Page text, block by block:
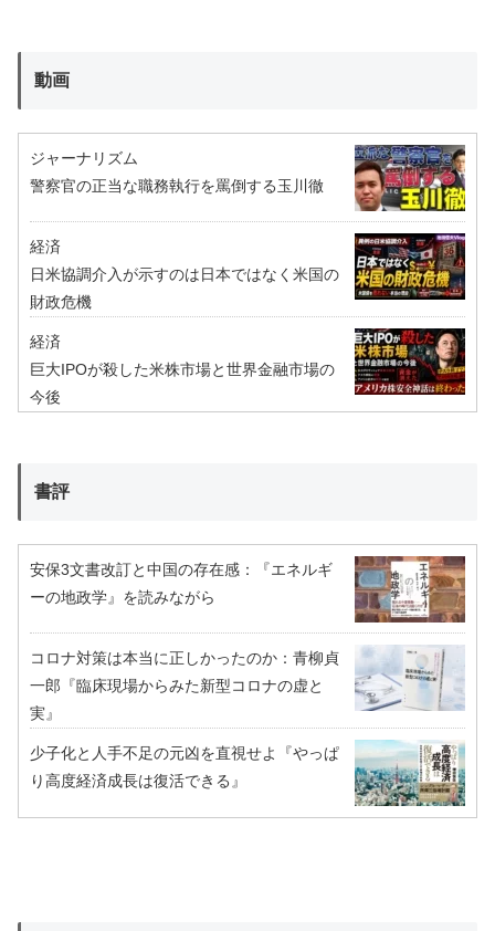
動画
ジャーナリズム
警察官の正当な職務執行を罵倒する玉川徹
経済
日米協調介入が示すのは日本ではなく米国の
財政危機
経済
巨大IPOが殺した米株市場と世界金融市場の
今後
書評
安保3文書改訂と中国の存在感：『エネルギ
ーの地政学』を読みながら
コロナ対策は本当に正しかったのか：青柳貞
一郎『臨床現場からみた新型コロナの虚と
実』
少子化と人手不足の元凶を直視せよ『やっぱ
り高度経済成長は復活できる』